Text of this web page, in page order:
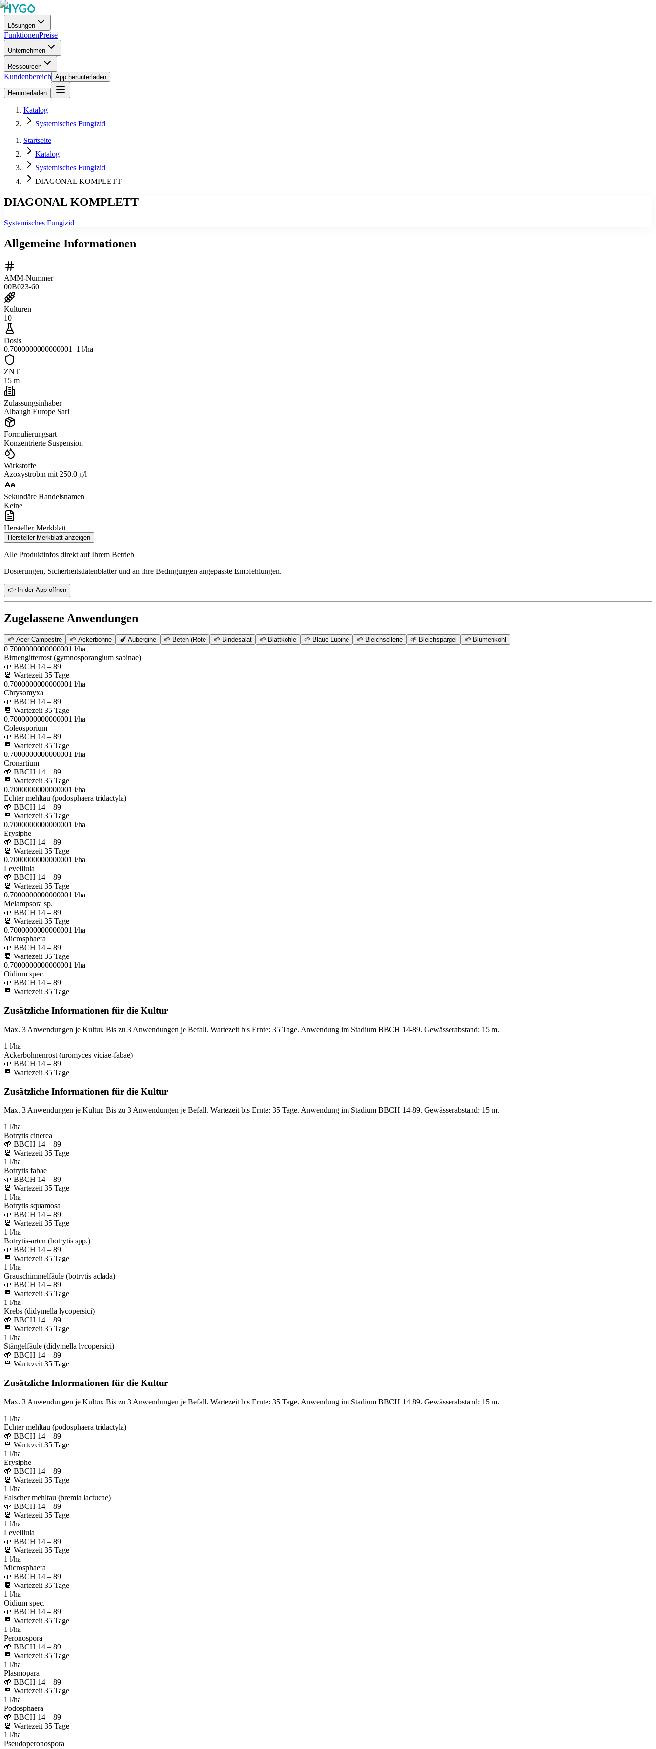
Lösungen
FunktionenPreise
Unternehmen
Ressourcen
Kundenbereich App herunterladen
Herunterladen
Katalog
Systemisches Fungizid
Startseite
Katalog
Systemisches Fungizid
DIAGONAL KOMPLETT
DIAGONAL KOMPLETT
Systemisches Fungizid
Allgemeine Informationen
AMM-Nummer
00B023-60
Kulturen
10
Dosis
0.7000000000000001–1 l/ha
ZNT
15 m
Zulassungsinhaber
Albaugh Europe Sarl
Formulierungsart
Konzentrierte Suspension
Wirkstoffe
Azoxystrobin mit 250.0 g/l
Sekundäre Handelsnamen
Keine
Hersteller-Merkblatt
Hersteller-Merkblatt anzeigen
Alle Produktinfos direkt auf Ihrem Betrieb
Dosierungen, Sicherheitsdatenblätter und an Ihre Bedingungen angepasste Empfehlungen.
👉 In der App öffnen
Zugelassene Anwendungen
🌱 Acer Campestre 🌱 Ackerbohne 🍆 Aubergine 🌱 Beten (Rote 🌱 Bindesalat 🌱 Blattkohle 🌱 Blaue Lupine 🌱 Bleichsellerie 🌱 Bleichspargel 🌱 Blumenkohl
0.7000000000000001 l/ha
Birnengitterrost (gymnosporangium sabinae)
🌱 BBCH 14 – 89
📆 Wartezeit 35 Tage
0.7000000000000001 l/ha
Chrysomyxa
🌱 BBCH 14 – 89
📆 Wartezeit 35 Tage
0.7000000000000001 l/ha
Coleosporium
🌱 BBCH 14 – 89
📆 Wartezeit 35 Tage
0.7000000000000001 l/ha
Cronartium
🌱 BBCH 14 – 89
📆 Wartezeit 35 Tage
0.7000000000000001 l/ha
Echter mehltau (podosphaera tridactyla)
🌱 BBCH 14 – 89
📆 Wartezeit 35 Tage
0.7000000000000001 l/ha
Erysiphe
🌱 BBCH 14 – 89
📆 Wartezeit 35 Tage
0.7000000000000001 l/ha
Leveillula
🌱 BBCH 14 – 89
📆 Wartezeit 35 Tage
0.7000000000000001 l/ha
Melampsora sp.
🌱 BBCH 14 – 89
📆 Wartezeit 35 Tage
0.7000000000000001 l/ha
Microsphaera
🌱 BBCH 14 – 89
📆 Wartezeit 35 Tage
0.7000000000000001 l/ha
Oidium spec.
🌱 BBCH 14 – 89
📆 Wartezeit 35 Tage
Zusätzliche Informationen für die Kultur
Max. 3 Anwendungen je Kultur. Bis zu 3 Anwendungen je Befall. Wartezeit bis Ernte: 35 Tage. Anwendung im Stadium BBCH 14-89. Gewässerabstand: 15 m.
1 l/ha
Ackerbohnenrost (uromyces viciae-fabae)
🌱 BBCH 14 – 89
📆 Wartezeit 35 Tage
Zusätzliche Informationen für die Kultur
Max. 3 Anwendungen je Kultur. Bis zu 3 Anwendungen je Befall. Wartezeit bis Ernte: 35 Tage. Anwendung im Stadium BBCH 14-89. Gewässerabstand: 15 m.
1 l/ha
Botrytis cinerea
🌱 BBCH 14 – 89
📆 Wartezeit 35 Tage
1 l/ha
Botrytis fabae
🌱 BBCH 14 – 89
📆 Wartezeit 35 Tage
1 l/ha
Botrytis squamosa
🌱 BBCH 14 – 89
📆 Wartezeit 35 Tage
1 l/ha
Botrytis-arten (botrytis spp.)
🌱 BBCH 14 – 89
📆 Wartezeit 35 Tage
1 l/ha
Grauschimmelfäule (botrytis aclada)
🌱 BBCH 14 – 89
📆 Wartezeit 35 Tage
1 l/ha
Krebs (didymella lycopersici)
🌱 BBCH 14 – 89
📆 Wartezeit 35 Tage
1 l/ha
Stängelfäule (didymella lycopersici)
🌱 BBCH 14 – 89
📆 Wartezeit 35 Tage
Zusätzliche Informationen für die Kultur
Max. 3 Anwendungen je Kultur. Bis zu 3 Anwendungen je Befall. Wartezeit bis Ernte: 35 Tage. Anwendung im Stadium BBCH 14-89. Gewässerabstand: 15 m.
1 l/ha
Echter mehltau (podosphaera tridactyla)
🌱 BBCH 14 – 89
📆 Wartezeit 35 Tage
1 l/ha
Erysiphe
🌱 BBCH 14 – 89
📆 Wartezeit 35 Tage
1 l/ha
Falscher mehltau (bremia lactucae)
🌱 BBCH 14 – 89
📆 Wartezeit 35 Tage
1 l/ha
Leveillula
🌱 BBCH 14 – 89
📆 Wartezeit 35 Tage
1 l/ha
Microsphaera
🌱 BBCH 14 – 89
📆 Wartezeit 35 Tage
1 l/ha
Oidium spec.
🌱 BBCH 14 – 89
📆 Wartezeit 35 Tage
1 l/ha
Peronospora
🌱 BBCH 14 – 89
📆 Wartezeit 35 Tage
1 l/ha
Plasmopara
🌱 BBCH 14 – 89
📆 Wartezeit 35 Tage
1 l/ha
Podosphaera
🌱 BBCH 14 – 89
📆 Wartezeit 35 Tage
1 l/ha
Pseudoperonospora